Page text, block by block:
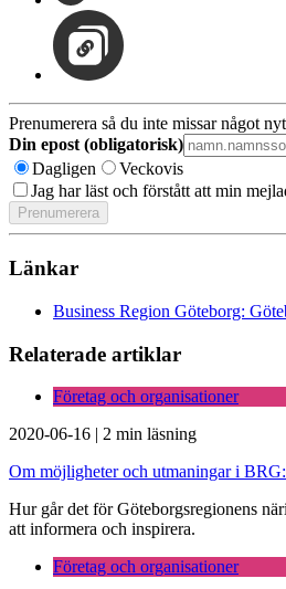
Prenumerera så du inte missar något
Din epost (obligatorisk)
Dagligen
Veckovis
Jag har läst och förstått att min
Länkar
Business Region Göteborg:
Relaterade artiklar
Företag och organisationer
2020-06-16 | 2 min läsning
Om möjligheter och utmaningar i
Hur går det för Göteborgsregionens
att informera och inspirera.
Företag och organisationer